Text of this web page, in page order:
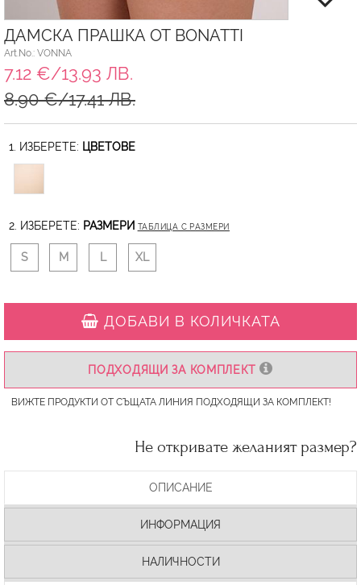
ДАМСКА ПРАШКА ОТ BONATTI
Art.No.: VONNA
7.12 €/13.93 ЛВ.
8.90 €/17.41 ЛВ.
1. ИЗБЕРЕТЕ: ЦВЕТОВЕ
2. ИЗБЕРЕТЕ: РАЗМЕРИ ТАБЛИЦА С РАЗМЕРИ
S M L XL
ДОБАВИ В КОЛИЧКАТА
ПОДХОДЯЩИ ЗА КОМПЛЕКТ
ВИЖТЕ ПРОДУКТИ ОТ СЪЩАТА ЛИНИЯ ПОДХОДЯЩИ ЗА КОМПЛЕКТ!
Не откривате желаният размер?
ОПИСАНИЕ
ИНФОРМАЦИЯ
НАЛИЧНОСТИ